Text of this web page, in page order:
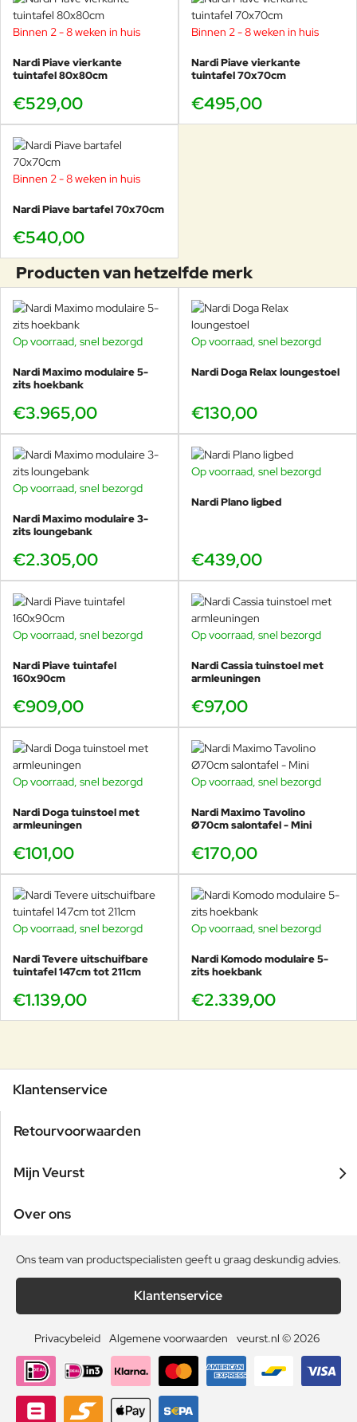
Piave als set, zo maak je het
extra luxe
kleuren voor een “hotelgevoel” of ga voor een subtiel
contrast als u meer spanning wilt. Door het
minimalistische ontwerp van Piave komt de rest van uw
buitenruimte ook mooier tot zijn recht.
Showroom in Voorschoten
In onze showroom kunt u Piave in meerdere afmetingen
bekijken. Dat is de snelste manier om te zien welke maat
met maatadvies en een mooie kleurcombinatie.
Binnen 2 - 8 weken in huis
Nardi Piave vierkante
tuintafel 80x80cm
€529,00
Binnen 2 - 8 weken in huis
Nardi Piave vierkante
tuintafel 70x70cm
€495,00
Binnen 2 - 8 weken in huis
Nardi Piave bartafel 70x70cm
€540,00
Producten van hetzelfde merk
Op voorraad, snel bezorgd
Nardi Maximo modulaire 5-
zits hoekbank
€3.965,00
Op voorraad, snel bezorgd
Nardi Doga Relax loungestoel
€130,00
Op voorraad, snel bezorgd
Nardi Maximo modulaire 3-
zits loungebank
€2.305,00
Op voorraad, snel bezorgd
Nardi Plano ligbed
€439,00
Op voorraad, snel bezorgd
Nardi Piave tuintafel
160x90cm
€909,00
Op voorraad, snel bezorgd
Nardi Cassia tuinstoel met
armleuningen
€97,00
Op voorraad, snel bezorgd
Nardi Doga tuinstoel met
armleuningen
€101,00
Op voorraad, snel bezorgd
Nardi Maximo Tavolino
Ø70cm salontafel - Mini
€170,00
Op voorraad, snel bezorgd
Nardi Tevere uitschuifbare
tuintafel 147cm tot 211cm
€1.139,00
Op voorraad, snel bezorgd
Nardi Komodo modulaire 5-
zits hoekbank
€2.339,00
Klantenservice
Retourvoorwaarden
Mijn Veurst
Over ons
Ons team van productspecialisten geeft u graag deskundig advies.
Klantenservice
Privacybeleid Algemene voorwaarden veurst.nl © 2026